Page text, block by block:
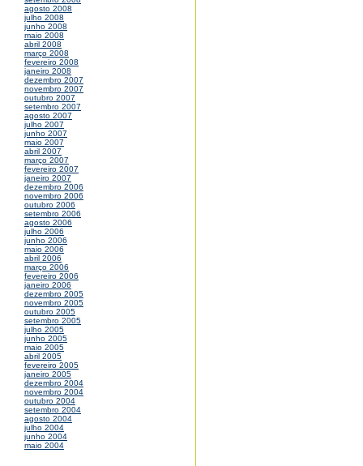
agosto 2008
julho 2008
junho 2008
maio 2008
abril 2008
março 2008
fevereiro 2008
janeiro 2008
dezembro 2007
novembro 2007
outubro 2007
setembro 2007
agosto 2007
julho 2007
junho 2007
maio 2007
abril 2007
março 2007
fevereiro 2007
janeiro 2007
dezembro 2006
novembro 2006
outubro 2006
setembro 2006
agosto 2006
julho 2006
junho 2006
maio 2006
abril 2006
março 2006
fevereiro 2006
janeiro 2006
dezembro 2005
novembro 2005
outubro 2005
setembro 2005
julho 2005
junho 2005
maio 2005
abril 2005
fevereiro 2005
janeiro 2005
dezembro 2004
novembro 2004
outubro 2004
setembro 2004
agosto 2004
julho 2004
junho 2004
maio 2004